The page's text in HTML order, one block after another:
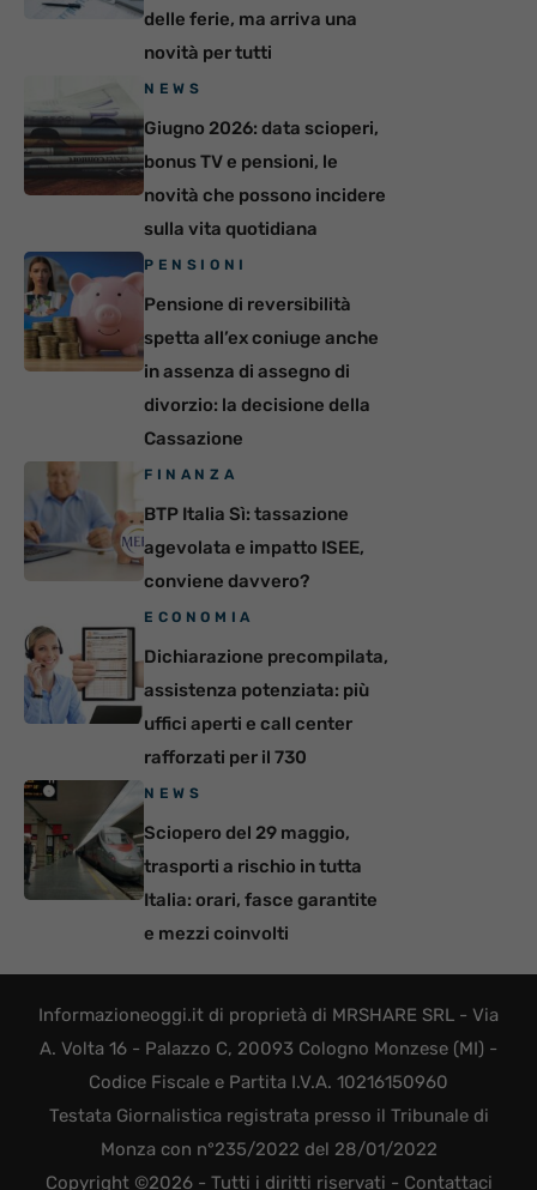
delle ferie, ma arriva una
novità per tutti
NEWS
Giugno 2026: data scioperi,
bonus TV e pensioni, le
novità che possono incidere
sulla vita quotidiana
PENSIONI
Pensione di reversibilità
spetta all’ex coniuge anche
in assenza di assegno di
divorzio: la decisione della
Cassazione
FINANZA
BTP Italia Sì: tassazione
agevolata e impatto ISEE,
conviene davvero?
ECONOMIA
Dichiarazione precompilata,
assistenza potenziata: più
uffici aperti e call center
rafforzati per il 730
NEWS
Sciopero del 29 maggio,
trasporti a rischio in tutta
Italia: orari, fasce garantite
e mezzi coinvolti
Informazioneoggi.it di proprietà di MRSHARE SRL - Via
A. Volta 16 - Palazzo C, 20093 Cologno Monzese (MI) -
Codice Fiscale e Partita I.V.A. 10216150960
Testata Giornalistica registrata presso il Tribunale di
Monza con n°235/2022 del 28/01/2022
Copyright ©2026 - Tutti i diritti riservati - Contattaci